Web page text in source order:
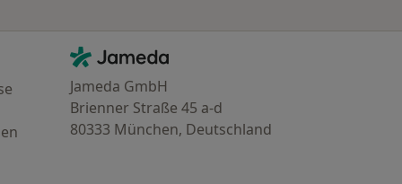
Kontakt
Jameda - Startseite
Jameda GmbH
Brienner Straße 45 a-d
80333 München, Deutschland